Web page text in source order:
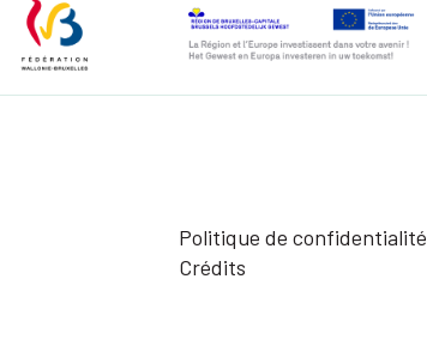
Politique de confidentialité
Crédits